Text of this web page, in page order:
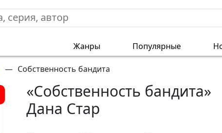
Жанры Популярные
— Собственность бандита
«Собственность бандита»
Дана Стар